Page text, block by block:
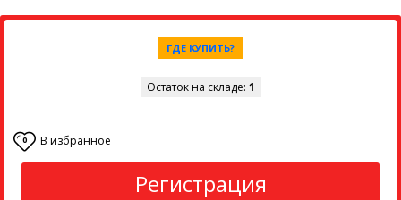
ГДЕ КУПИТЬ?
Остаток на складе: 1
0 В избранное
Регистрация